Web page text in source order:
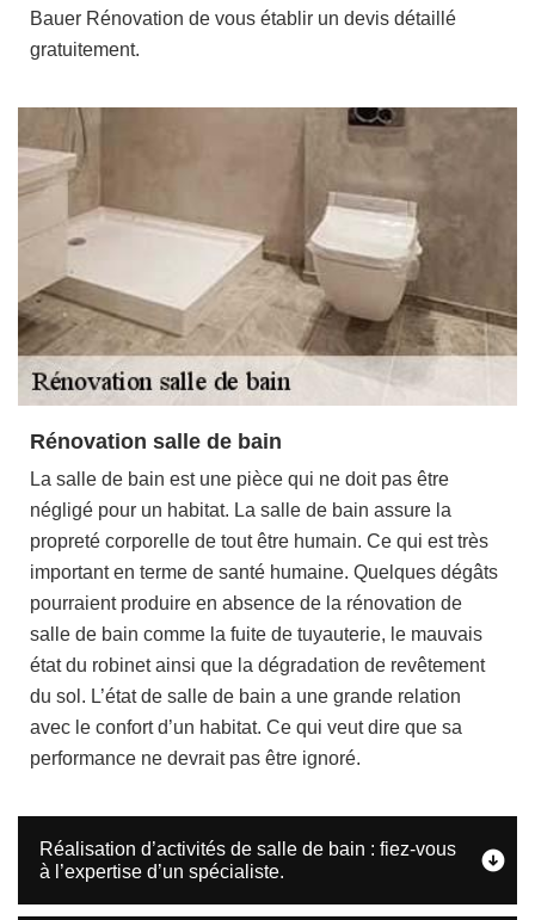
Bauer Rénovation de vous établir un devis détaillé
gratuitement.
Rénovation salle de bain
La salle de bain est une pièce qui ne doit pas être
négligé pour un habitat. La salle de bain assure la
propreté corporelle de tout être humain. Ce qui est très
important en terme de santé humaine. Quelques dégâts
pourraient produire en absence de la rénovation de
salle de bain comme la fuite de tuyauterie, le mauvais
état du robinet ainsi que la dégradation de revêtement
du sol. L’état de salle de bain a une grande relation
avec le confort d’un habitat. Ce qui veut dire que sa
performance ne devrait pas être ignoré.
Réalisation d’activités de salle de bain : fiez-vous
à l’expertise d’un spécialiste.